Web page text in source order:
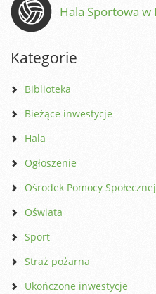
Hala Sportowa w
Kategorie
Biblioteka
Bieżące inwestycje
Hala
Ogłoszenie
Ośrodek Pomocy Społecznej
Oświata
Sport
Straż pożarna
Ukończone inwestycje